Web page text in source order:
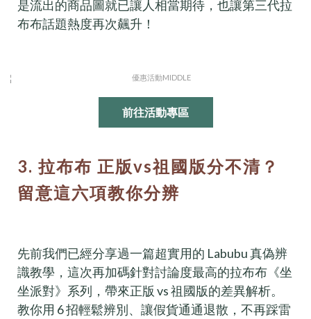
是流出的商品圖就已讓人相當期待，也讓第三代拉
布布話題熱度再次飆升！
前往活動專區
3. 拉布布 正版vs祖國版分不清？
留意這六項教你分辨
先前我們已經分享過一篇超實用的 Labubu 真偽辨
識教學，這次再加碼針對討論度最高的拉布布《坐
坐派對》系列，帶來正版 vs 祖國版的差異解析。
教你用 6 招輕鬆辨別、讓假貨通通退散，不再踩雷